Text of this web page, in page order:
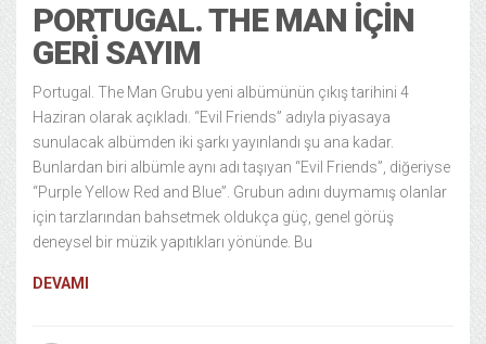
PORTUGAL. THE MAN IÇIN
GERI SAYIM
Portugal. The Man Grubu yeni albümünün çıkış tarihini 4
Haziran olarak açıkladı. “Evil Friends” adıyla piyasaya
sunulacak albümden iki şarkı yayınlandı şu ana kadar.
Bunlardan biri albümle aynı adı taşıyan “Evil Friends”, diğeriyse
“Purple Yellow Red and Blue”. Grubun adını duymamış olanlar
için tarzlarından bahsetmek oldukça güç, genel görüş
deneysel bir müzik yapıtıkları yönünde. Bu
DEVAMI